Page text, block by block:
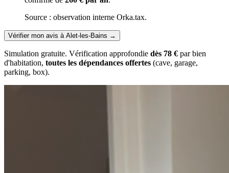
Source : observation interne Orka.tax.
Vérifier mon avis à Alet-les-Bains →
Simulation gratuite. Vérification approfondie dès 78 € par bien
d'habitation, toutes les dépendances offertes (cave, garage,
parking, box).